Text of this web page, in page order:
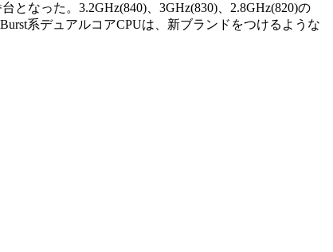
なった。3.2GHz(840)、3GHz(830)、2.8GHz(820)の
系デュアルコアCPUは、新ブランドをつけるような